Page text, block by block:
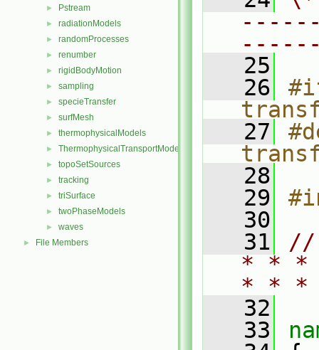
► Pstream
► radiationModels
► randomProcesses
► renumber
► rigidBodyMotion
► sampling
► specieTransfer
► surfMesh
► thermophysicalModels
► ThermophysicalTransportModels
► topoSetSources
► tracking
► triSurface
► twoPhaseModels
► waves
► File Members
   25
   26
   27
   28
   29
   30
   31
//
* * *
* *
   32
   33